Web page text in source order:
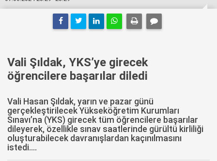
Vali Şıldak, YKS’ye girecek
öğrencilere başarılar diledi
Vali Hasan Şıldak, yarın ve pazar günü
gerçekleştirilecek Yükseköğretim Kurumları
Sınavı’na (YKS) girecek tüm öğrencilere başarılar
dileyerek, özellikle sınav saatlerinde gürültü kirliliği
oluşturabilecek davranışlardan kaçınılmasını
istedi....